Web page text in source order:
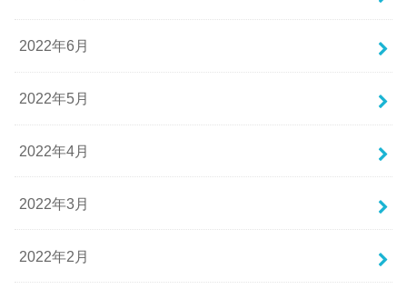
2022年6月
2022年5月
2022年4月
2022年3月
2022年2月